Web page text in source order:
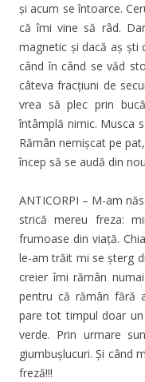
și acum se întoarce.
că îmi vine să râd.
magnetic și dacă aș ști
când în când se văd
câteva fracțiuni de
vrea să plec prin
întâmplă nimic. Musca
Rămân nemișcat pe
încep să se audă din
ANTICORPI – M-am
strică mereu freza:
frumoase din viață.
le-am trăit mi se șterg
creier îmi rămân
pentru că rămân fără
pare tot timpul doar
verde. Prin urmare
giumbușlucuri. Și când
freză!!!